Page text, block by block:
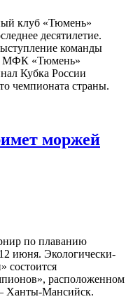
клуб «Тюмень»
десятилетие.
команды
МФК «Тюмень»
Кубка России
чемпионата страны.
моржей
по плаванию
июня. Экологически-
состоится
расположенном
Ханты-Мансийск.